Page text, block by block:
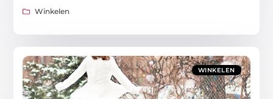
Winkelen
WINKELEN